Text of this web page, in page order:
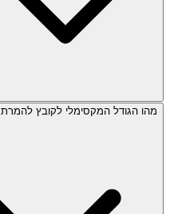
מהו הגודל המקסימלי לקובץ להמרת TIF ל-PDF?